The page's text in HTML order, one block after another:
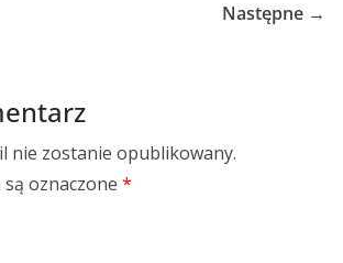
Następne →
nie zostanie opublikowany.
oznaczone *